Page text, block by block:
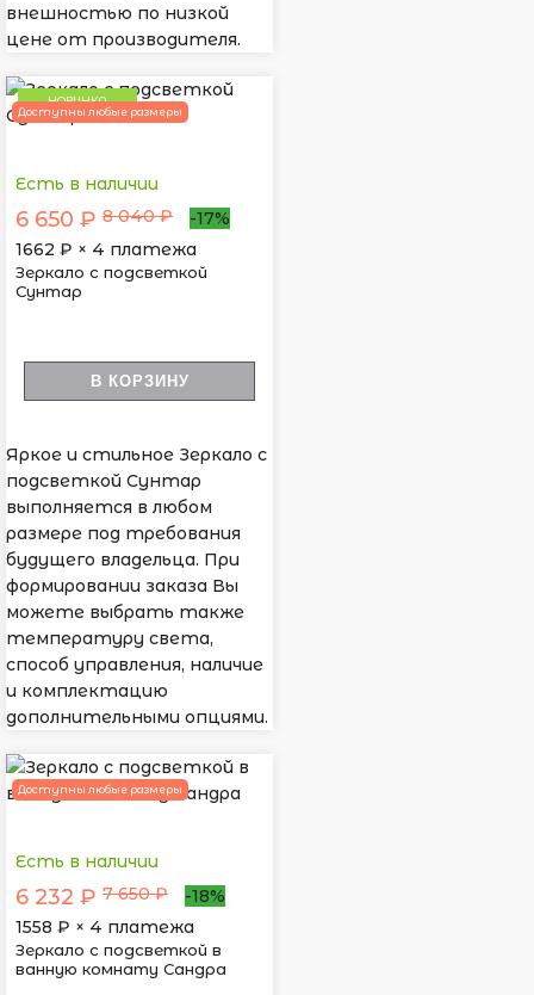
внешностью по низкой
цене от производителя.
НОВИНКА
Доступны любые размеры
Есть в наличии
6 650 ₽ 8 040 ₽
-17%
1662 ₽ × 4 платежа
Зеркало с подсветкой
Сунтар
В КОРЗИНУ
Яркое и стильное Зеркало с
подсветкой Сунтар
выполняется в любом
размере под требования
будущего владельца. При
формировании заказа Вы
можете выбрать также
температуру света,
способ управления, наличие
и комплектацию
дополнительными опциями.
Доступны любые размеры
Есть в наличии
6 232 ₽ 7 650 ₽
-18%
1558 ₽ × 4 платежа
Зеркало с подсветкой в
ванную комнату Сандра